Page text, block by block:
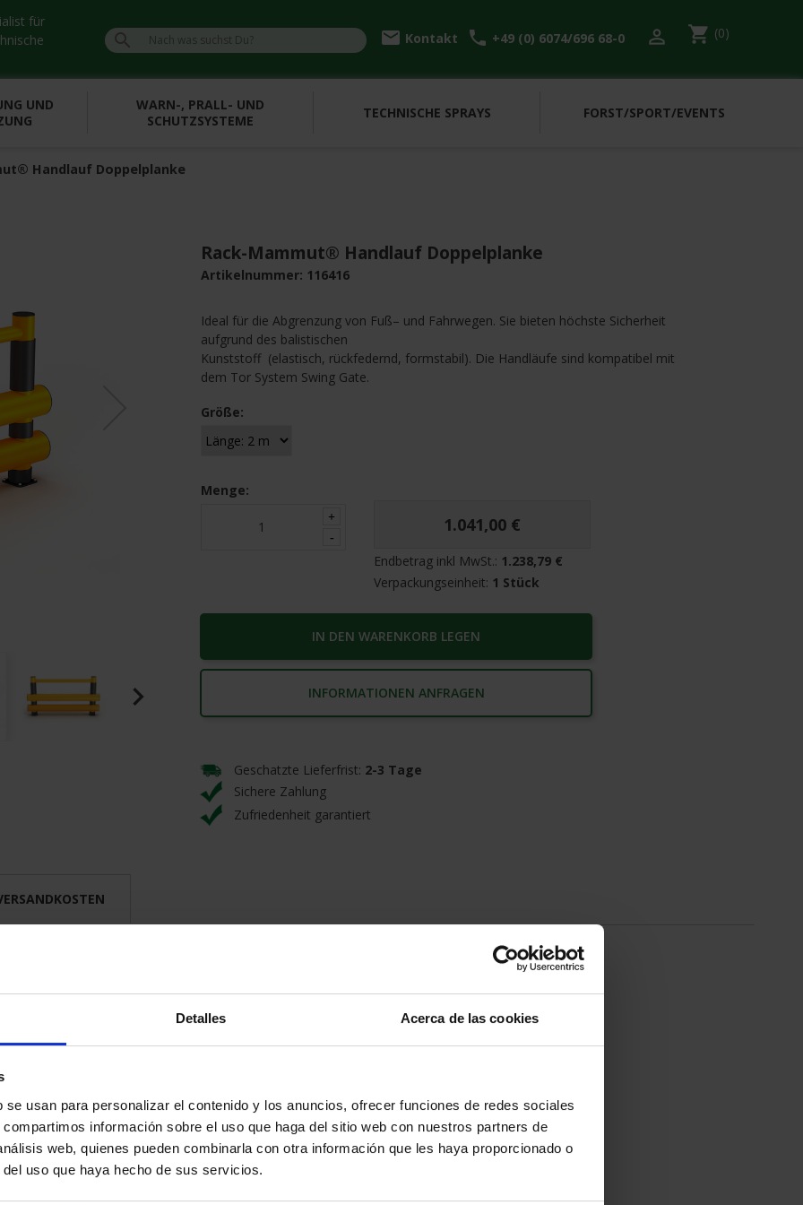
Detalles Acerca de las cookies
usan para personalizar el contenido y los anuncios, ofrecer funciones de redes sociales
información sobre el uso que haga del sitio web con nuestros partners de
web, quienes pueden combinarla con otra información que les haya proporcionado o
uso que haya hecho de sus servicios.
für
 email Kontakt call +49 (0) 6074/696 68-0  shopping_cart (0)
UND
WARN-, PRALL- UND
SCHUTZSYSTEME
TECHNISCHE SPRAYS FORST/SPORT/EVENTS
Handlauf Doppelplanke
navigate_next
Rack-Mammut® Handlauf Doppelplanke
Artikelnummer: 116416
Ideal für die Abgrenzung von Fuß– und Fahrwegen. Sie bieten höchste Sicherheit
aufgrund des balistischen
Kunststoff (elastisch, rückfedernd, formstabil). Die Handläufe sind kompatibel mit
dem Tor System Swing Gate.
Größe:
Menge:
1.041,00 €
Endbetrag inkl MwSt.: 1.238,79 €
Verpackungseinheit: 1 Stück
IN DEN WARENKORB LEGEN
INFORMATIONEN ANFRAGEN
Geschatzte Lieferfrist: 2-3 Tage
Sichere Zahlung
Zufriedenheit garantiert